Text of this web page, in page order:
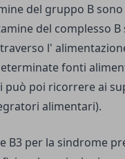
del gruppo B
del complesso B
l'
fonti
può poi ricorrere ai
alimentari).
B3 per la sindrome